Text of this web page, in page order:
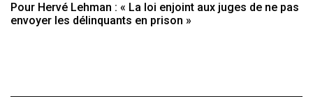
Pour Hervé Lehman : « La loi enjoint aux juges de ne pas
envoyer les délinquants en prison »